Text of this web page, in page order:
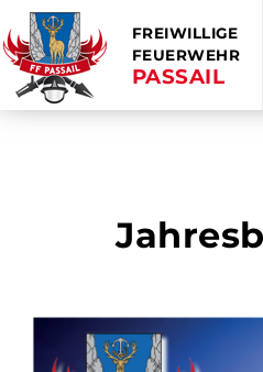
FREIWILLIGE
FEUERWEHR
PASSAIL